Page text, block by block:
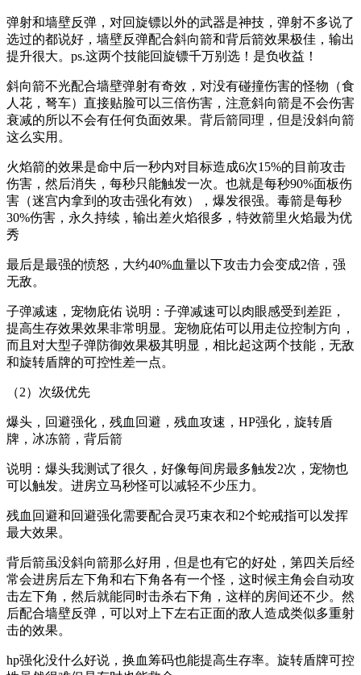
弹射和墙壁反弹，对回旋镖以外的武器是神技，弹射不多说了
选过的都说好，墙壁反弹配合斜向箭和背后箭效果极佳，输出
提升很大。ps.这两个技能回旋镖千万别选！是负收益！
斜向箭不光配合墙壁弹射有奇效，对没有碰撞伤害的怪物（食
人花，弩车）直接贴脸可以三倍伤害，注意斜向箭是不会伤害
衰减的所以不会有任何负面效果。背后箭同理，但是没斜向箭
这么实用。
火焰箭的效果是命中后一秒内对目标造成6次15%的目前攻击
伤害，然后消失，每秒只能触发一次。也就是每秒90%面板伤
害（迷宫内拿到的攻击强化有效），爆发很强。毒箭是每秒
30%伤害，永久持续，输出差火焰很多，特效箭里火焰最为优
秀
最后是最强的愤怒，大约40%血量以下攻击力会变成2倍，强
无敌。
子弹减速，宠物庇佑 说明：子弹减速可以肉眼感受到差距，
提高生存效果效果非常明显。宠物庇佑可以用走位控制方向，
而且对大型子弹防御效果极其明显，相比起这两个技能，无敌
和旋转盾牌的可控性差一点。
（2）次级优先
爆头，回避强化，残血回避，残血攻速，HP强化，旋转盾
牌，冰冻箭，背后箭
说明：爆头我测试了很久，好像每间房最多触发2次，宠物也
可以触发。进房立马秒怪可以减轻不少压力。
残血回避和回避强化需要配合灵巧束衣和2个蛇戒指可以发挥
最大效果。
背后箭虽没斜向箭那么好用，但是也有它的好处，第四关后经
常会进房后左下角和右下角各有一个怪，这时候主角会自动攻
击左下角，然后就能同时击杀右下角，这样的房间还不少。然
后配合墙壁反弹，可以对上下左右正面的敌人造成类似多重射
击的效果。
hp强化没什么好说，换血筹码也能提高生存率。旋转盾牌可控